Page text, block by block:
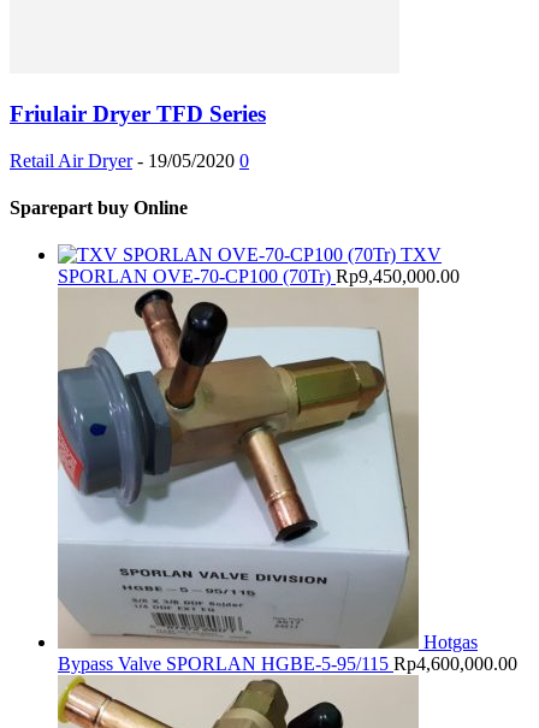
Friulair Dryer TFD Series
Retail Air Dryer - 19/05/2020 0
Sparepart buy Online
TXV
SPORLAN OVE-70-CP100 (70Tr) Rp9,450,000.00
Hotgas
Bypass Valve SPORLAN HGBE-5-95/115 Rp4,600,000.00